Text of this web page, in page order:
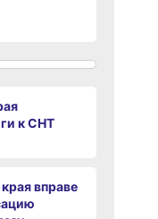
к СНТ
вправе